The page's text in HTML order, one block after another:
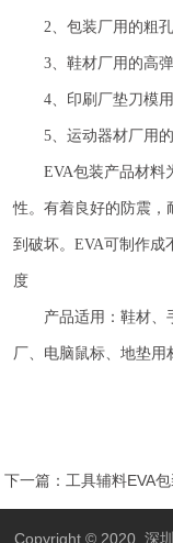
2、包装厂用的粗
3、鞋材厂用的高
4、印刷厂垫刀模
5、运动器材厂用
EVA包装产品材料
性。有着良好的防震，
到破坏。EVA可制作成
度
产品适用：鞋材、
厂、电脑鼠标、地垫
下一篇： 工具辅料EVA
Copyright © 2020 深